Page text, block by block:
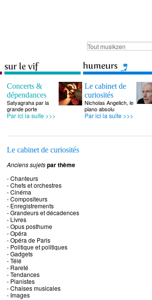
Concerts &
dépendances
Satyagraha par la
grande porte
Par ici la suite >>>
Le cabinet de
curiosités
Nicholas Angelich, le
piano absolu
Par ici la suite >>>
Le cabinet de curiosités
Anciens sujetspar thème
- Chanteurs
- Chefs et orchestres
- Cinéma
- Compositeurs
- Enregistrements
- Grandeurs et décadences
- Livres
- Opus posthume
- Opéra
- Opéra de Paris
- Politique et politiques
- Gadgets
- Télé
- Rareté
- Tendances
- Pianistes
- Chaises musicales
- Images